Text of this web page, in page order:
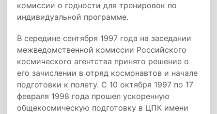
комиссии о годности для тренировок по
индивидуальной программе.
В середине сентября 1997 года на заседании
межведомственной комиссии Российского
космического агентства принято решение о
его зачислении в отряд космонавтов и начале
подготовки к полету. С 10 октября 1997 по 17
февраля 1998 года прошел ускоренную
общекосмическую подготовку в ЦПК имени